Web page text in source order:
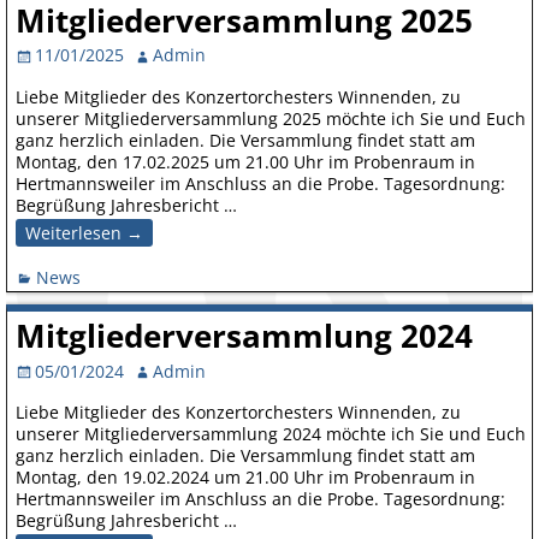
Mitgliederversammlung 2025
11/01/2025
Admin
Liebe Mitglieder des Konzertorchesters Winnenden, zu
unserer Mitgliederversammlung 2025 möchte ich Sie und Euch
ganz herzlich einladen. Die Versammlung findet statt am
Montag, den 17.02.2025 um 21.00 Uhr im Probenraum in
Hertmannsweiler im Anschluss an die Probe. Tagesordnung:
Begrüßung Jahresbericht …
Weiterlesen →
News
Mitgliederversammlung 2024
05/01/2024
Admin
Liebe Mitglieder des Konzertorchesters Winnenden, zu
unserer Mitgliederversammlung 2024 möchte ich Sie und Euch
ganz herzlich einladen. Die Versammlung findet statt am
Montag, den 19.02.2024 um 21.00 Uhr im Probenraum in
Hertmannsweiler im Anschluss an die Probe. Tagesordnung:
Begrüßung Jahresbericht …